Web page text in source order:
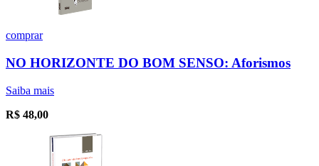
comprar
NO HORIZONTE DO BOM SENSO: Aforismos
Saiba mais
R$ 48,00